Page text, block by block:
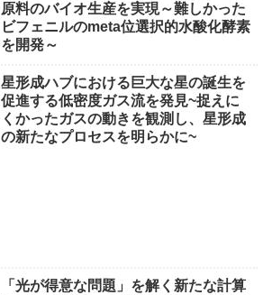
原料のバイオ生産を実現～難しかった
ビフェニルのmeta位選択的水酸化酵素
を開発～
星形成ハブにおける巨大な星の誕生を
促進する低密度ガス流を発見~捉えに
くかったガスの動きを観測し、星形成
の新たなプロセスを明らかに~
「光が得意な問題」を解く新たな計算